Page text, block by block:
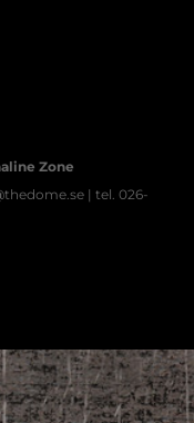
Zone
| tel. 026-